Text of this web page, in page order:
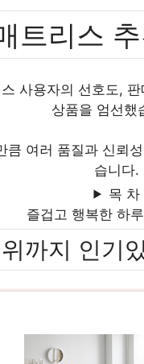
트리스
사용자의 선호도,
상품을 엄선했
큼 여러 품질과 신뢰
습니다.
목 차
즐겁고 행복한 하
까지 인기